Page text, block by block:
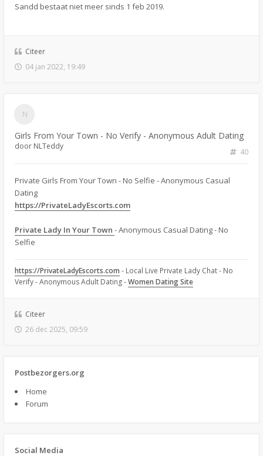
Sandd bestaat niet meer sinds 1 feb 2019.
Citeer
04 jan 2022, 19:49
Girls From Your Town - No Verify - Anonymous Adult Dating
40
door NLTeddy
Private Girls From Your Town - No Selfie - Anonymous Casual
Dating
https://PrivateLadyEscorts.com
Private Lady In Your Town - Anonymous Casual Dating - No
Selfie
https://PrivateLadyEscorts.com - Local Live Private Lady Chat - No
Verify - Anonymous Adult Dating -Women Dating Site
Citeer
26 dec 2025, 09:59
Postbezorgers.org
Home
Forum
Social Media